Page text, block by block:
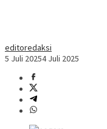
editoredaksi
5 Juli 20254 Juli 2025